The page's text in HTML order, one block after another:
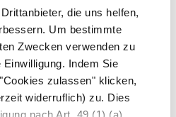
die uns helfen,
Um bestimmte
Zwecken verwenden zu
Indem Sie
zulassen" klicken,
widerruflich) zu. Dies
nach Art. 49 (1) (a)
Gebärmuttergewebe ist
(Placenta) hat
große Wunde
staut sich
Eine